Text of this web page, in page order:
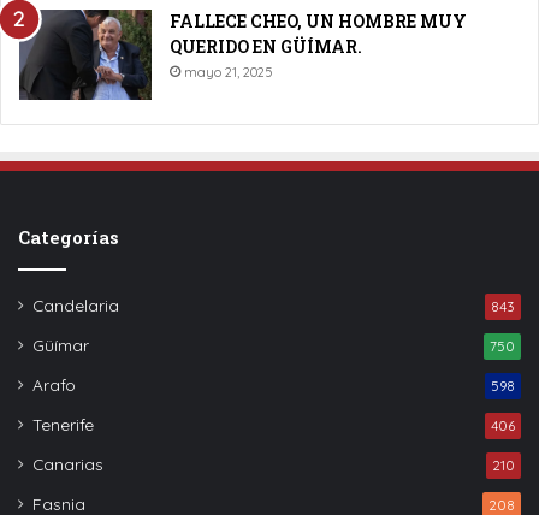
FALLECE CHEO, UN HOMBRE MUY
QUERIDO EN GÜÍMAR.
mayo 21, 2025
Categorías
Candelaria 843
Güímar 750
Arafo 598
Tenerife 406
Canarias 210
Fasnia 208